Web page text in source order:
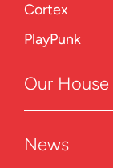
Cortex
PlayPunk
Our House
News